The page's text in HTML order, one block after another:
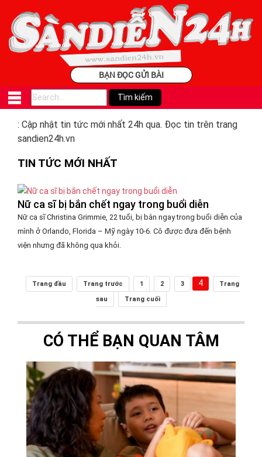
BẠN ĐỌC GỬI BÀI
: Cập nhật tin tức mới nhất 24h qua. Đọc tin trên trang
sandien24h.vn
TIN TỨC MỚI NHẤT
Nữ ca sĩ bị bắn chết ngay trong buổi diễn
Nữ ca sĩ Christina Grimmie, 22 tuổi, bị bắn ngay trong buổi diễn của
mình ở Orlando, Florida – Mỹ ngày 10-6. Cô được đưa đến bệnh
viện nhưng đã không qua khỏi.
Trang đầu Trang trước 1 2 3 4
Trang
sau
Trang cuối
CÓ THỂ BẠN QUAN TÂM